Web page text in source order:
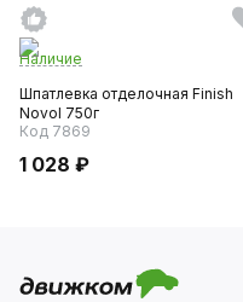
Наличие
Шпатлевка отделочная Finish
Novol 750г
Код 7869
1 028 ₽